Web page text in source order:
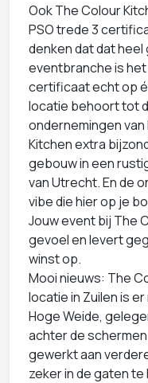
Ook The Colour
PSO trede 3
denken dat dat heel
eventbranche is het
certificaat echt op
locatie behoort tot
ondernemingen
Kitchen extra
gebouw in een
van Utrecht. En de
vibe die hier op je
Jouw event bij The
gevoel en levert
winst op.
Mooi nieuws: The
locatie in Zuilen is
Hoge Weide,
achter de
gewerkt aan
zeker in de gaten te